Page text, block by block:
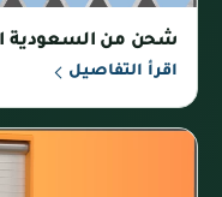
شحن من السعودية
اقرأ التفاصيل